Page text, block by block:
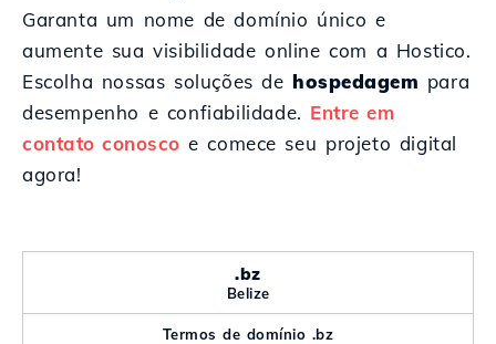
Garanta um nome de domínio único e
aumente sua visibilidade online com a Hostico.
Escolha nossas soluções de hospedagem para
desempenho e confiabilidade. Entre em
contato conosco e comece seu projeto digital
agora!
.bz
Belize
Termos de domínio .bz